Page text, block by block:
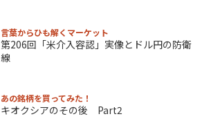
言葉からひも解くマーケット
第206回「米介入容認」実像とドル円の防衛
線
あの銘柄を買ってみた！
キオクシアのその後 Part2